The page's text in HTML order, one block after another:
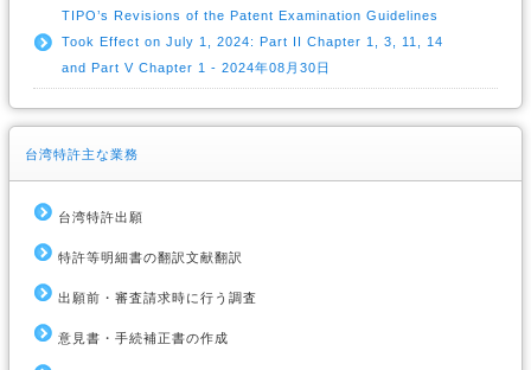
TIPO’s Revisions of the Patent Examination Guidelines
Took Effect on July 1, 2024: Part II Chapter 1, 3, 11, 14
and Part V Chapter 1 - 2024年08月30日
台湾特許主な業務
台湾特許出願
特許等明細書の翻訳文献翻訳
出願前・審査請求時に行う調査
意見書・手続補正書の作成